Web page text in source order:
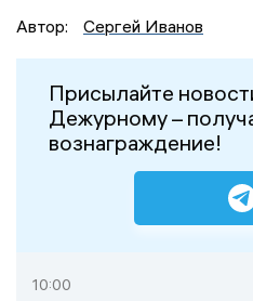
Автор: Сергей Иванов
Присылайте
Дежурному –
вознаграждение!
10:00